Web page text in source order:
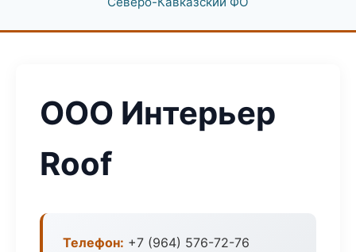
ООО Интерьер
Roof
Телефон: +7 (964) 576-72-76